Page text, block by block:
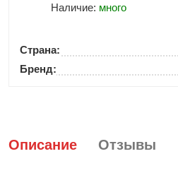
Наличие: много
Страна:
Бренд:
Описание Отзывы